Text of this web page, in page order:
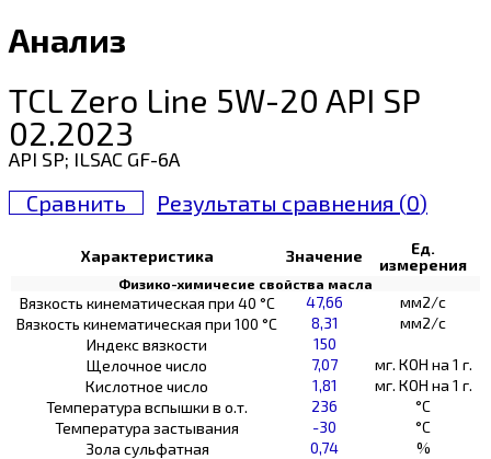
Анализ
TCL Zero Line 5W-20 API SP
02.2023
API SP; ILSAC GF-6A
Сравнить Результаты сравнения (0)
Характеристика Значение
Ед.
измерения
Физико-химичесие свойства масла
Вязкость кинематическая при 40 °С 47,66
мм2/с
Вязкость кинематическая при 100 °С
8,31
мм2/с
Индекс вязкости
150
Щелочное число
7,07
мг. КОН на 1 г.
Кислотное число
1,81
мг. КОН на 1 г.
Температура вспышки в о.т.
236
°C
Температура застывания
-30
°C
Зола сульфатная
0,74
%